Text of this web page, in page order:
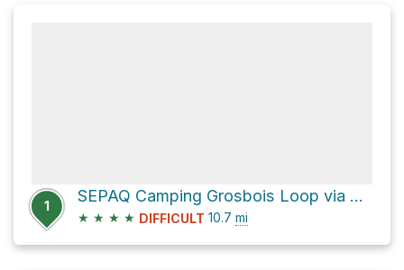
1
SEPAQ Camping Grosbois Loop via Sentier L'Île-Grosbois and Sentier L'Île-de-la-Commune
★ ★ ★ ★ DIFFICULT 10.7 mi